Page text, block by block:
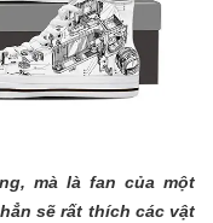
mà là fan của một
sẽ rất thích các vật